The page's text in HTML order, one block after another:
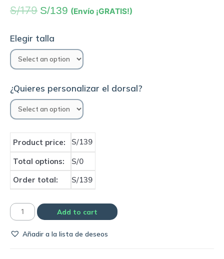
S/179 S/139 (Envío ¡GRATIS!)
Elegir talla
¿Quieres personalizar el dorsal?
Product price: S/139
Total options:
S/0
Order total:
S/139
Camiseta
Forest
Add to cart
Añadir a la lista de deseos